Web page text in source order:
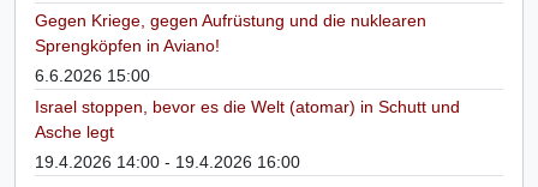
Gegen Kriege, gegen Aufrüstung und die nuklearen
Sprengköpfen in Aviano!
6.6.2026 15:00
Israel stoppen, bevor es die Welt (atomar) in Schutt und
Asche legt
19.4.2026 14:00 - 19.4.2026 16:00